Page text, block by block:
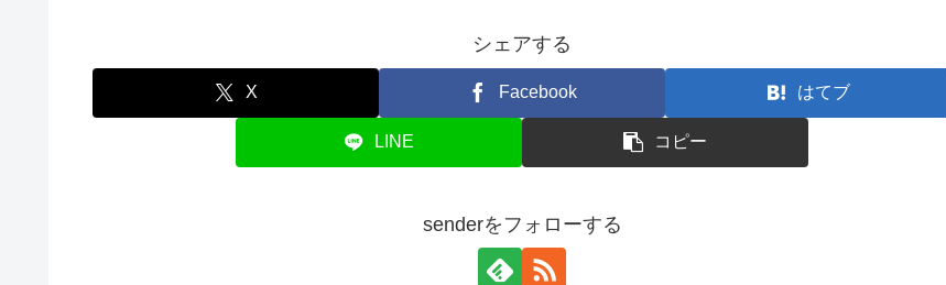
シェアする
X Facebook はてブ
LINE コピー
senderをフォローする